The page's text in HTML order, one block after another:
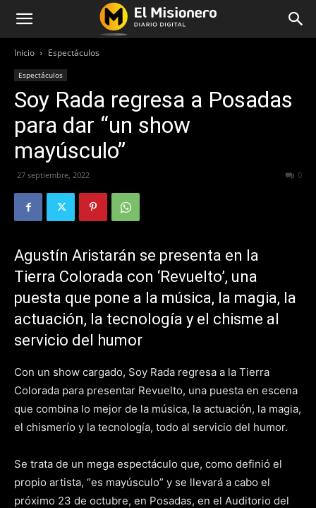
Inicio Espectáculos
Espectáculos
Soy Rada regresa a Posadas
para dar “un show
mayúsculo”
27 septiembre, 2022 0
Agustín Aristarán se presenta en la
Tierra Colorada con ‘Revuelto’, una
puesta que pone a la música, la magia, la
actuación, la tecnología y el chisme al
servicio del humor
Con un show cargado, Soy Rada regresa a la Tierra
Colorada para presentar Revuelto, una puesta en escena
que combina lo mejor de la música, la actuación, la magia,
el chismerío y la tecnología, todo al servicio del humor.
Se trata de un mega espectáculo que, como definió el
propio artista, “es mayúsculo” y se llevará a cabo el
próximo 23 de octubre, en Posadas, en el Auditorio del